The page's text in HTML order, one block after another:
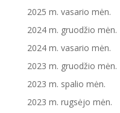
2025 m. vasario mėn.
2024 m. gruodžio mėn.
2024 m. vasario mėn.
2023 m. gruodžio mėn.
2023 m. spalio mėn.
2023 m. rugsėjo mėn.